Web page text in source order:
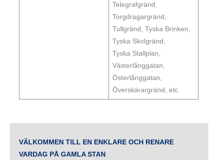
Telegrafgränd,
Torgdragargränd,
Tullgränd, Tyska Brinken,
Tyska Skolgränd,
Tyska Stallplan,
Västerlånggatan,
Österlånggatan,
Överskärargränd, etc
VÄLKOMMEN TILL EN ENKLARE OCH RENARE
VARDAG PÅ GAMLA STAN